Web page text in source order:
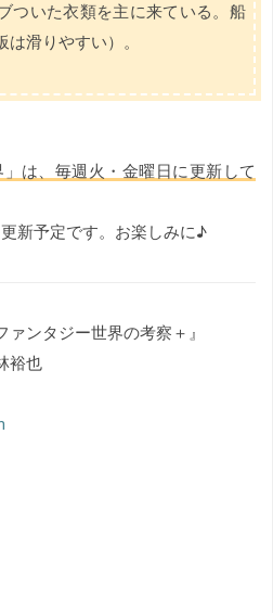
ついた衣類を主に来ている。船
滑りやすい）。
」は、毎週火・金曜日に更新して
新予定です。お楽しみに♪
ァンタジー世界の考察＋』
裕也